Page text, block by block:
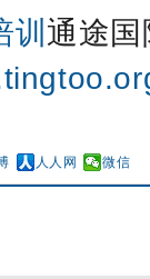
训 通途
人人网 微信